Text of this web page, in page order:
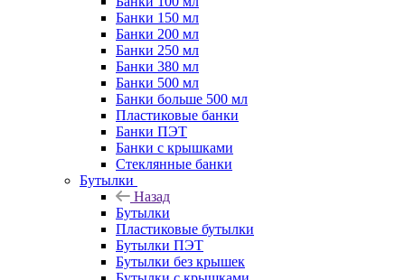
Банки 150 мл
Банки 200 мл
Банки 250 мл
Банки 380 мл
Банки 500 мл
Банки больше 500 мл
Пластиковые банки
Банки ПЭТ
Банки с крышками
Стеклянные банки
Бутылки
Назад
Бутылки
Пластиковые бутылки
Бутылки ПЭТ
Бутылки без крышек